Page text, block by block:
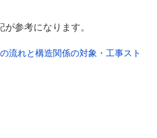
参考になります。
流れと構造関係の対象・工事スト